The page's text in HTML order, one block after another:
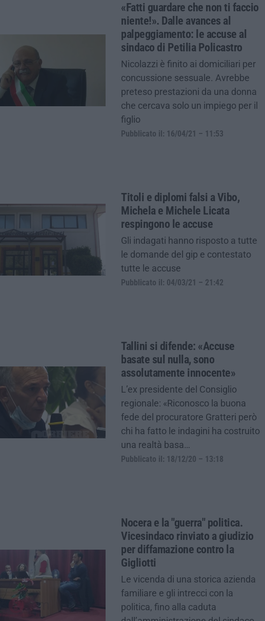
«Fatti guardare che non ti faccio
niente!». Dalle avances al
palpeggiamento: le accuse al
sindaco di Petilia Policastro
Nicolazzi è finito ai domiciliari per
concussione sessuale. Avrebbe
preteso prestazioni da una donna
che cercava solo un impiego per il
figlio
Pubblicato il: 16/04/21 – 11:53
Titoli e diplomi falsi a Vibo,
Michela e Michele Licata
respingono le accuse
Gli indagati hanno risposto a tutte
le domande del gip e contestato
tutte le accuse
Pubblicato il: 04/03/21 – 21:42
Tallini si difende: «Accuse
basate sul nulla, sono
assolutamente innocente»
L’ex presidente del Consiglio
regionale: «Riconosco la buona
fede del procuratore Gratteri però
chi ha fatto le indagini ha costruito
una realtà basa…
Pubblicato il: 18/12/20 – 13:18
Nocera e la "guerra" politica.
Vicesindaco rinviato a giudizio
per diffamazione contro la
Gigliotti
Le vicenda di una storica azienda
familiare e gli intrecci con la
politica, fino alla caduta